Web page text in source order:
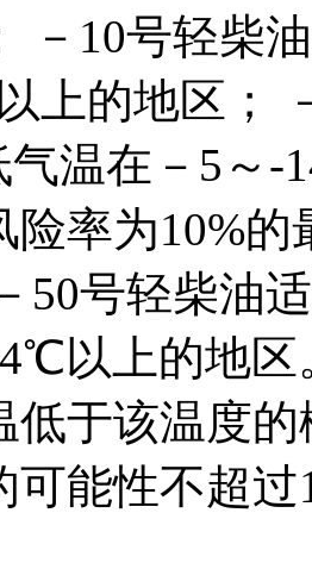
－10号轻柴
上的地区；
气温在－5～
险率为10%
50号轻柴油
以上的地区
低于该温度
可能性不超过